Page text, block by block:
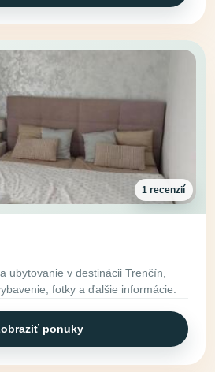
1 recenzií
ubytovanie v destinácii Trenčín,
fotky a ďalšie informácie.
ponuky